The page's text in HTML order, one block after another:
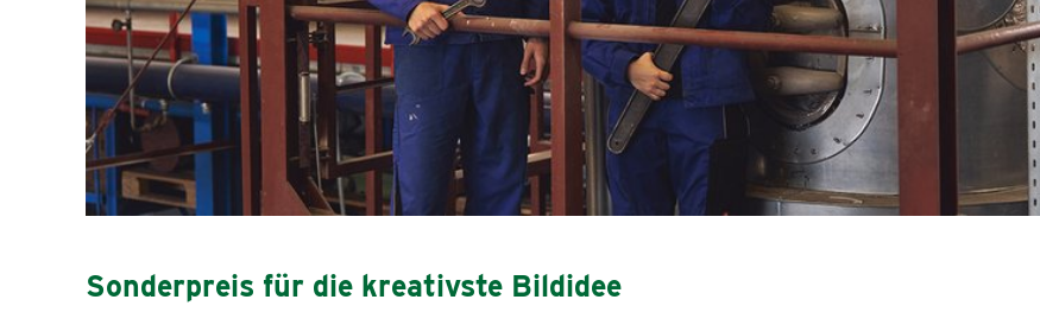
Sonderpreis für die kreativste Bildidee